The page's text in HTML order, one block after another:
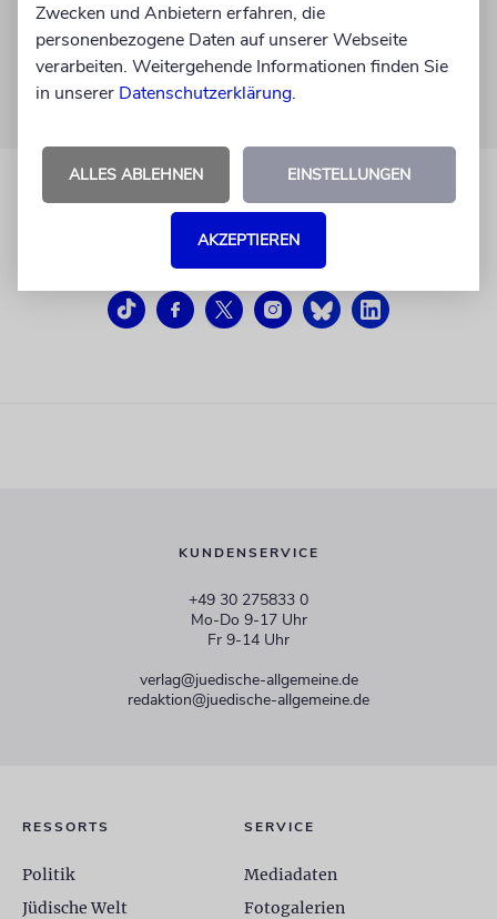
KUNDENSERVICE
+49 30 275833 0
Mo-Do 9-17 Uhr
Fr 9-14 Uhr
verlag@juedische-allgemeine.de
redaktion@juedische-allgemeine.de
RESSORTS
Politik
Jüdische Welt
SERVICE
Mediadaten
Fotogalerien
Zwecken und Anbietern erfahren, die
personenbezogene Daten auf unserer Webseite
verarbeiten. Weitergehende Informationen finden Sie
in unserer Datenschutzerklärung.
ALLES ABLEHNEN EINSTELLUNGEN
AKZEPTIEREN